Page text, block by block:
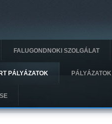
FALUGONDNOKI SZOLGÁLAT
PÁLYÁZATOK PÁLYÁZATOK